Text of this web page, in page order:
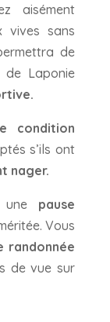
aisément
vives sans
de
Laponie
condition
s’ils ont
nager.
pause
Vous
randonnée
de vue sur